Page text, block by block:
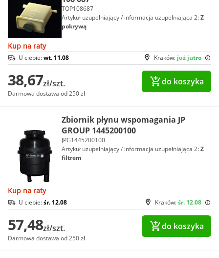
TOP108687
Artykuł uzupełniający / informacja uzupełniająca 2:Z
pokrywą
Kup na raty
Kraków: już jutro
U ciebie:wt. 11.08
38,67zł/szt.
Darmowa dostawa od 250 zł
do koszyka
Zbiornik płynu wspomagania JP
GROUP 1445200100
JPG1445200100
Artykuł uzupełniający / informacja uzupełniająca 2:Z
filtrem
Kup na raty
Kraków:śr. 12.08
U ciebie:śr. 12.08
57,48zł/szt.
Darmowa dostawa od 250 zł
do koszyka